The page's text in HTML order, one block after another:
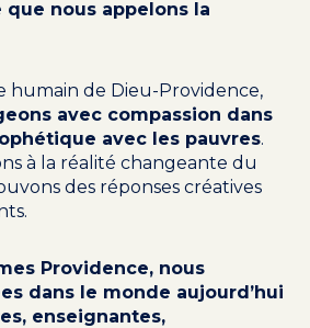
que nous appelons la
humain de Dieu-Providence,
avec compassion dans
avec les pauvres.
à la réalité changeante du
des réponses créatives
Providence, nous
dans le monde aujourd’hui
enseignantes,